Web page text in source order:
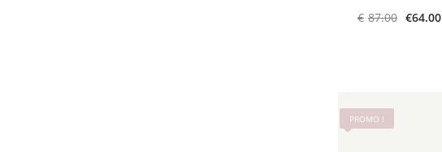
€ 87.00 €64.00
PROMO !